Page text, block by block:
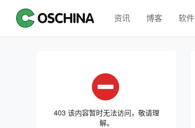
资讯 博客 软件
403 该内容暂时无法访问，敬请理
解。